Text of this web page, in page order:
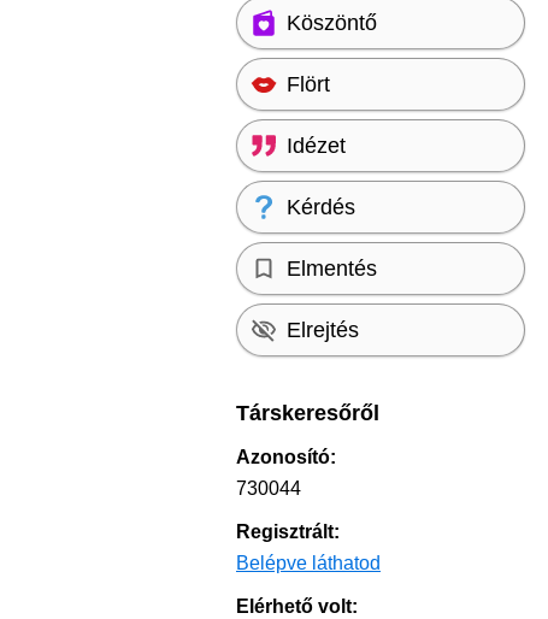
Köszöntő
Flört
Idézet
Kérdés
Elmentés
Elrejtés
Társkeresőről
Azonosító:
730044
Regisztrált:
Belépve láthatod
Elérhető volt: